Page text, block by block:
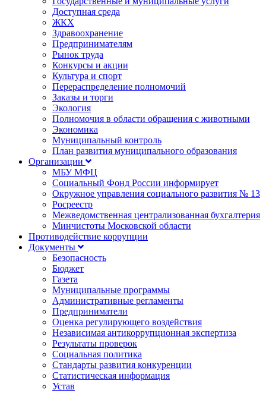
Доступная среда
ЖКХ
Здравоохранение
Предпринимателям
Рынок труда
Конкурсы и акции
Культура и спорт
Перераспределение полномочий
Заказы и торги
Экология
Полномочия в области обращения с животными
Экономика
Муниципальный контроль
План развития муниципального образования
Организации
МБУ МФЦ
Социальный Фонд России информирует
Окружное управления социального развития № 13
Росреестр
Межведомственная централизованная бухгалтерия
Минчистоты Московской области
Противодействие коррупции
Документы
Безопасность
Бюджет
Газета
Муниципальные программы
Административные регламенты
Предприниматели
Оценка регулирующего воздействия
Независимая антикоррупционная экспертиза
Результаты проверок
Социальная политика
Стандарты развития конкуренции
Статистическая информация
Устав